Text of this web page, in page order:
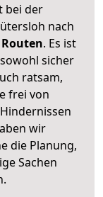
bei der
nach
. Es ist
sicher
ratsam,
frei von
wir
die Planung,
Sachen